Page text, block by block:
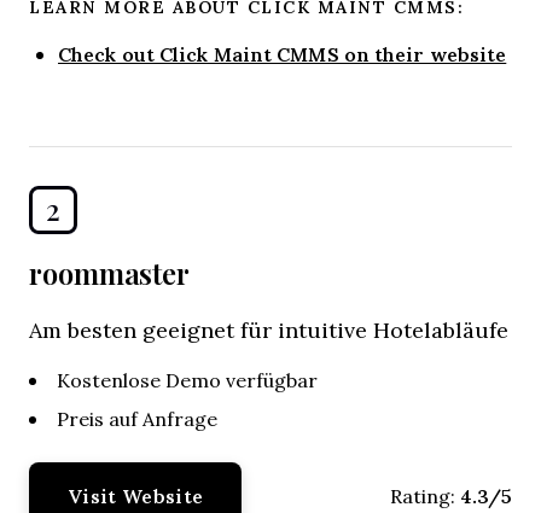
LEARN MORE ABOUT CLICK MAINT CMMS:
Check out Click Maint CMMS on their website
2
roommaster
Am besten geeignet für intuitive Hotelabläufe
Kostenlose Demo verfügbar
Preis auf Anfrage
Visit Website Rating: 4.3/5